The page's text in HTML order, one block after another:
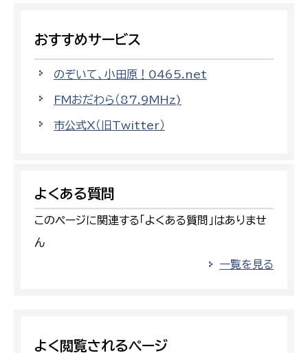
おすすめサービス
のぞいて、小田原！0465.net
FMおだわら（87.9MHz)
市公式X（旧Twitter）
よくある質問
このページに関連する「よくある質問」はありませ
ん
一覧を見る
よく閲覧されるページ